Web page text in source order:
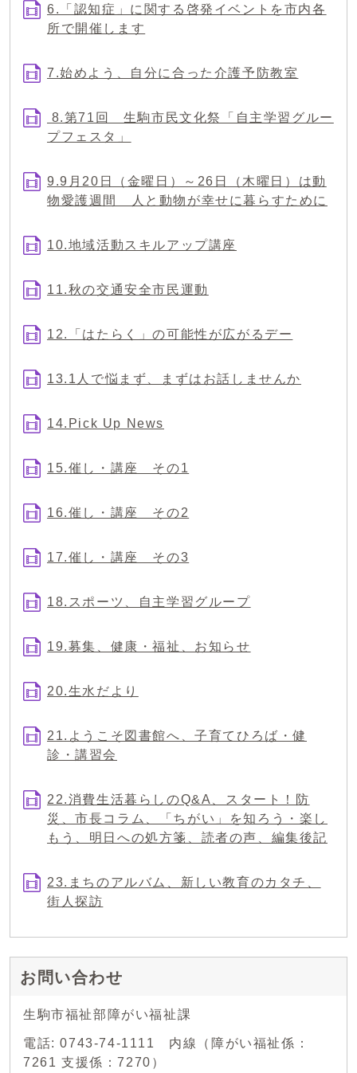
6.「認知症」に関する啓発イベントを市内各
所で開催します
7.始めよう、自分に合った介護予防教室
8.第71回 生駒市民文化祭「自主学習グルー
プフェスタ」
9.9月20日（金曜日）～26日（木曜日）は動
物愛護週間 人と動物が幸せに暮らすために
10.地域活動スキルアップ講座
11.秋の交通安全市民運動
12.「はたらく」の可能性が広がるデー
13.1人で悩まず、まずはお話しませんか
14.Pick Up News
15.催し・講座 その1
16.催し・講座 その2
17.催し・講座 その3
18.スポーツ、自主学習グループ
19.募集、健康・福祉、お知らせ
20.生水だより
21.ようこそ図書館へ、子育てひろば・健
診・講習会
22.消費生活暮らしのQ&A、スタート！防
災、市長コラム、「ちがい」を知ろう・楽し
もう、明日への処方箋、読者の声、編集後記
23.まちのアルバム、新しい教育のカタチ、
街人探訪
お問い合わせ
生駒市福祉部障がい福祉課
電話: 0743-74-1111 内線（障がい福祉係：
7261 支援係：7270）